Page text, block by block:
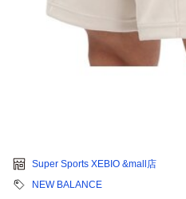
Super Sports XEBIO &mall店
NEW BALANCE